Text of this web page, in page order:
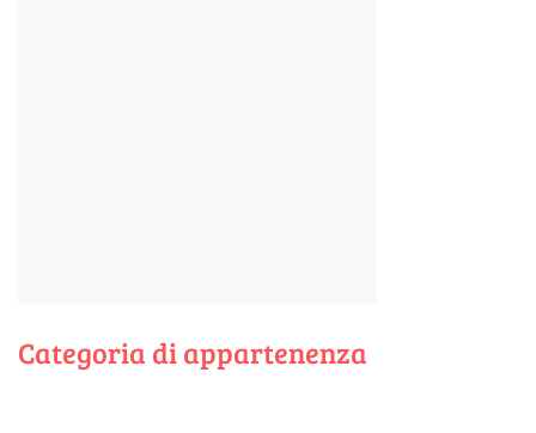
Categoria di appartenenza